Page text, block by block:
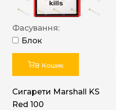
Фасування:
Блок
В Кошик
Сигарети Marshall KS
Red 100